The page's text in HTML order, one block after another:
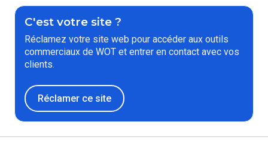
C'est votre site ?
Réclamez votre site web pour accéder aux outils
commerciaux de WOT et entrer en contact avec vos
clients.
Réclamer ce site